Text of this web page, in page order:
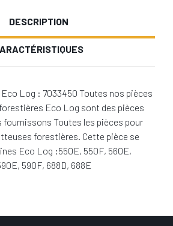
DESCRIPTION
Eco Log : 7033450 Toutes nos pièces
Eco Log sont des pièces
fournissons Toutes les pièces pour
forestières. Cette pièce se
Eco Log :550E, 550F, 560E,
590F, 688D, 688E